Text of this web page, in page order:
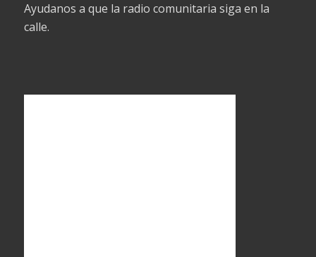
Ayudanos a que la radio comunitaria siga en la
calle.